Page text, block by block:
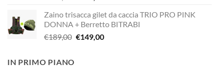
originale
era:
€338,90.
attuale
è:
€249,00.
Zaino trisacca gilet da caccia TRIO PRO PINK
DONNA + Berretto BITRABI
€189,00 Il
€149,00Il
IN PRIMO PIANO